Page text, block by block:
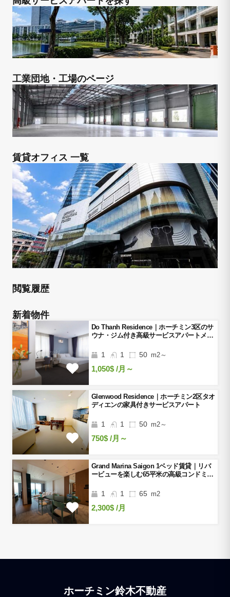
工業団地・工場のページ
賃貸オフィス 一覧
閲覧履歴
新着物件
Do Thanh Residence｜ホーチミン3区のサ
ウナ・ジム付き高級サービスアパートメン
1 1 50 m2～
1,050$ /月～
Glenwood Residence｜ホーチミン2区タオ
ディエンの家具付きサービスアパート
1 1 50 m2～
750$ /月～
Grand Marina Saigon 1ベッド賃貸｜リバ
ービューを楽しむ65平米の高級コンドミニ
1 1 65 m2
2,300$ /月
ホーチミン鈴木不動産